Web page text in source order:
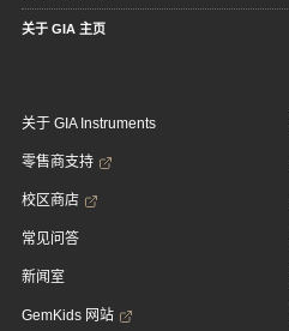
关于 GIA 主页
关于 GIA Instruments
零售商支持
校区商店
常见问答
新闻室
GemKids 网站